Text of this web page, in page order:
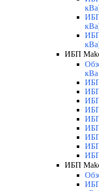
ИБП
кВа
ИБП
ИБП
ИБП
ИБП
ИБП
ИБП
ИБП
ИБП
ИБП
ИБП